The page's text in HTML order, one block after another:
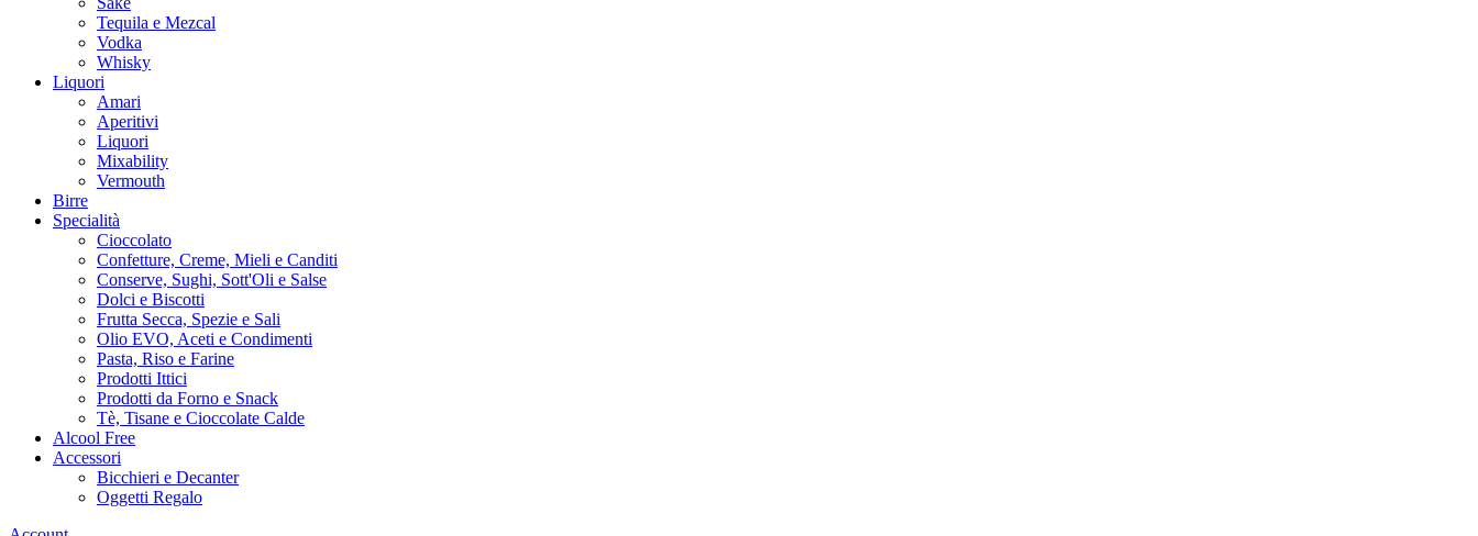
Tequila e Mezcal
Vodka
Whisky
Liquori
Amari
Aperitivi
Liquori
Mixability
Vermouth
Birre
Specialità
Cioccolato
Confetture, Creme, Mieli e Canditi
Conserve, Sughi, Sott'Oli e Salse
Dolci e Biscotti
Frutta Secca, Spezie e Sali
Olio EVO, Aceti e Condimenti
Pasta, Riso e Farine
Prodotti Ittici
Prodotti da Forno e Snack
Tè, Tisane e Cioccolate Calde
Alcool Free
Accessori
Bicchieri e Decanter
Oggetti Regalo